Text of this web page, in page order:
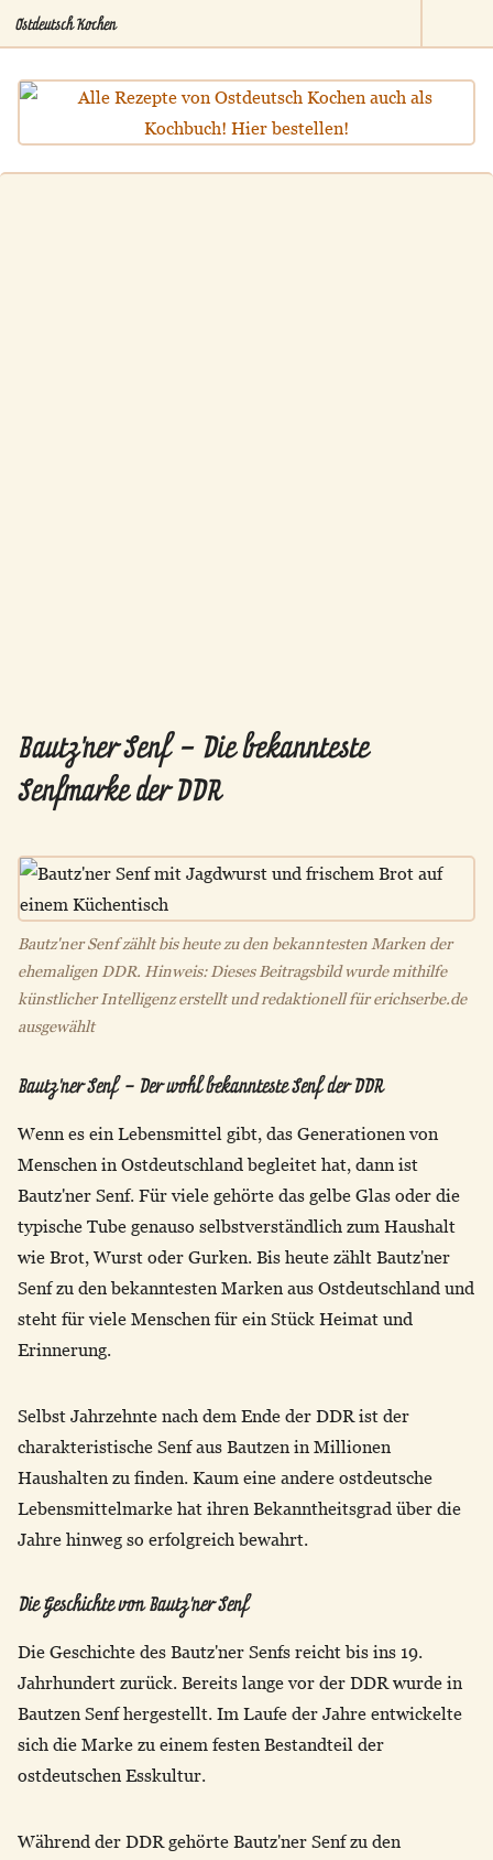
Ostdeutsch Kochen
Bautz'ner Senf – Die bekannteste
Senfmarke der DDR
Bautz'ner Senf zählt bis heute zu den bekanntesten Marken der
ehemaligen DDR. Hinweis: Dieses Beitragsbild wurde mithilfe
künstlicher Intelligenz erstellt und redaktionell für erichserbe.de
ausgewählt
Bautz'ner Senf – Der wohl bekannteste Senf der DDR
Wenn es ein Lebensmittel gibt, das Generationen von
Menschen in Ostdeutschland begleitet hat, dann ist
Bautz'ner Senf. Für viele gehörte das gelbe Glas oder die
typische Tube genauso selbstverständlich zum Haushalt
wie Brot, Wurst oder Gurken. Bis heute zählt Bautz'ner
Senf zu den bekanntesten Marken aus Ostdeutschland und
steht für viele Menschen für ein Stück Heimat und
Erinnerung.
Selbst Jahrzehnte nach dem Ende der DDR ist der
charakteristische Senf aus Bautzen in Millionen
Haushalten zu finden. Kaum eine andere ostdeutsche
Lebensmittelmarke hat ihren Bekanntheitsgrad über die
Jahre hinweg so erfolgreich bewahrt.
Die Geschichte von Bautz'ner Senf
Die Geschichte des Bautz'ner Senfs reicht bis ins 19.
Jahrhundert zurück. Bereits lange vor der DDR wurde in
Bautzen Senf hergestellt. Im Laufe der Jahre entwickelte
sich die Marke zu einem festen Bestandteil der
ostdeutschen Esskultur.
Während der DDR gehörte Bautz'ner Senf zu den